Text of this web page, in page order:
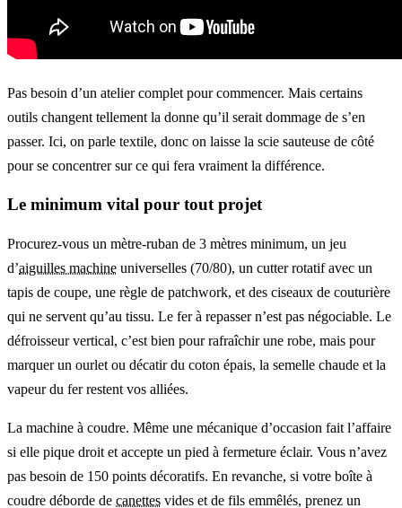
Pas besoin d’un atelier complet pour commencer. Mais certains
outils changent tellement la donne qu’il serait dommage de s’en
passer. Ici, on parle textile, donc on laisse la scie sauteuse de côté
pour se concentrer sur ce qui fera vraiment la différence.
Le minimum vital pour tout projet
Procurez-vous un mètre-ruban de 3 mètres minimum, un jeu
d’aiguilles machine universelles (70/80), un cutter rotatif avec un
tapis de coupe, une règle de patchwork, et des ciseaux de couturière
qui ne servent qu’au tissu. Le fer à repasser n’est pas négociable. Le
défroisseur vertical, c’est bien pour rafraîchir une robe, mais pour
marquer un ourlet ou décatir du coton épais, la semelle chaude et la
vapeur du fer restent vos alliées.
La machine à coudre. Même une mécanique d’occasion fait l’affaire
si elle pique droit et accepte un pied à fermeture éclair. Vous n’avez
pas besoin de 150 points décoratifs. En revanche, si votre boîte à
coudre déborde de canettes vides et de fils emmêlés, prenez un